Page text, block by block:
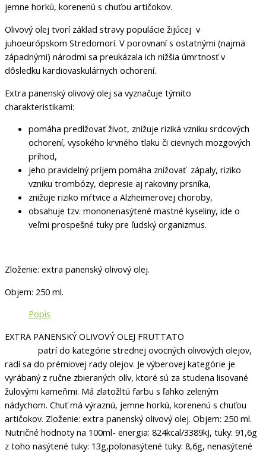
jemne horkú, korenenú s chuťou artičokov.
Olivový olej tvorí základ stravy populácie žijúcej v
juhoeurópskom Stredomorí. V porovnaní s ostatnými (najmä
západnými) národmi sa preukázala ich nižšia úmrtnosť v
dôsledku kardiovaskulárnych ochorení.
Extra panenský olivový olej sa vyznačuje týmito
charakteristikami:
pomáha predlžovať život, znižuje riziká vzniku srdcových
ochorení, vysokého krvného tlaku či cievnych mozgových
príhod,
jeho pravidelný príjem pomáha znižovať zápaly, riziko
vzniku trombózy, depresie aj rakoviny prsníka,
znižuje riziko mŕtvice a Alzheimerovej choroby,
obsahuje tzv. mononenasýtené mastné kyseliny, ide o
veľmi prospešné tuky pre ľudský organizmus.
Zloženie: extra panenský olivový olej.
Objem: 250 ml.
Popis
EXTRA PANENSKÝ OLIVOVÝ OLEJ FRUTTATO
patrí do kategórie strednej ovocných olivových olejov,
radí sa do prémiovej rady olejov. Je výberovej kategórie je
vyrábaný z ručne zbieraných olív, ktoré sú za studena lisované
žulovými kameňmi. Má zlatožltú farbu s ľahko zeleným
nádychom. Chuť má výraznú, jemne horkú, korenenú s chuťou
artičokov. Zloženie: extra panenský olivový olej. Objem: 250 ml.
Nutričné hodnoty na 100ml- energia: 824kcal/3389kJ, tuky: 91,6g
z toho nasýtené tuky: 13g,polonasýtené tuky: 8,6g, nenasýtené